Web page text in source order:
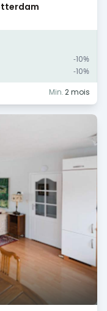
-10%
-10%
Min.2 mois